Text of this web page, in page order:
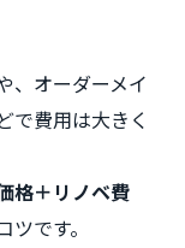
、オーダーメイ
で費用は大きく
格＋リノベ費
です。